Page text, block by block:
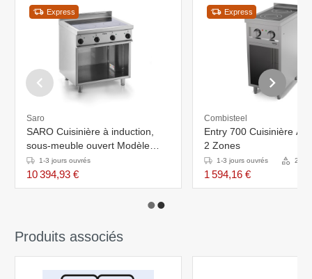
Express
Saro
SARO Cuisinière à induction,
sous-meuble ouvert Modèle
E7/CUI4BAL
1-3 jours ouvrés
10 394,93 €
Express
Combisteel
Entry 700 Cuisinière À
2 Zones
1-3 jours ouvrés 2
1 594,16 €
Produits associés